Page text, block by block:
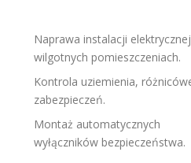
Naprawa instalacji
wilgotnych pomieszczeniach.
Kontrola uziemienia,
zabezpieczeń.
Montaż automatycznych
wyłączników bezpieczeństwa.